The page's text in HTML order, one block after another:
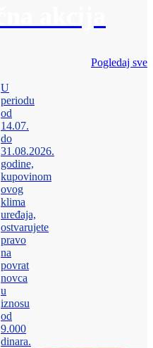
Pogledaj sve
U
periodu
od
14.07.
do
31.08.2026.
godine,
kupovinom
ovog
klima
uređaja,
ostvarujete
pravo
na
povrat
novca
u
iznosu
od
9.000
dinara.